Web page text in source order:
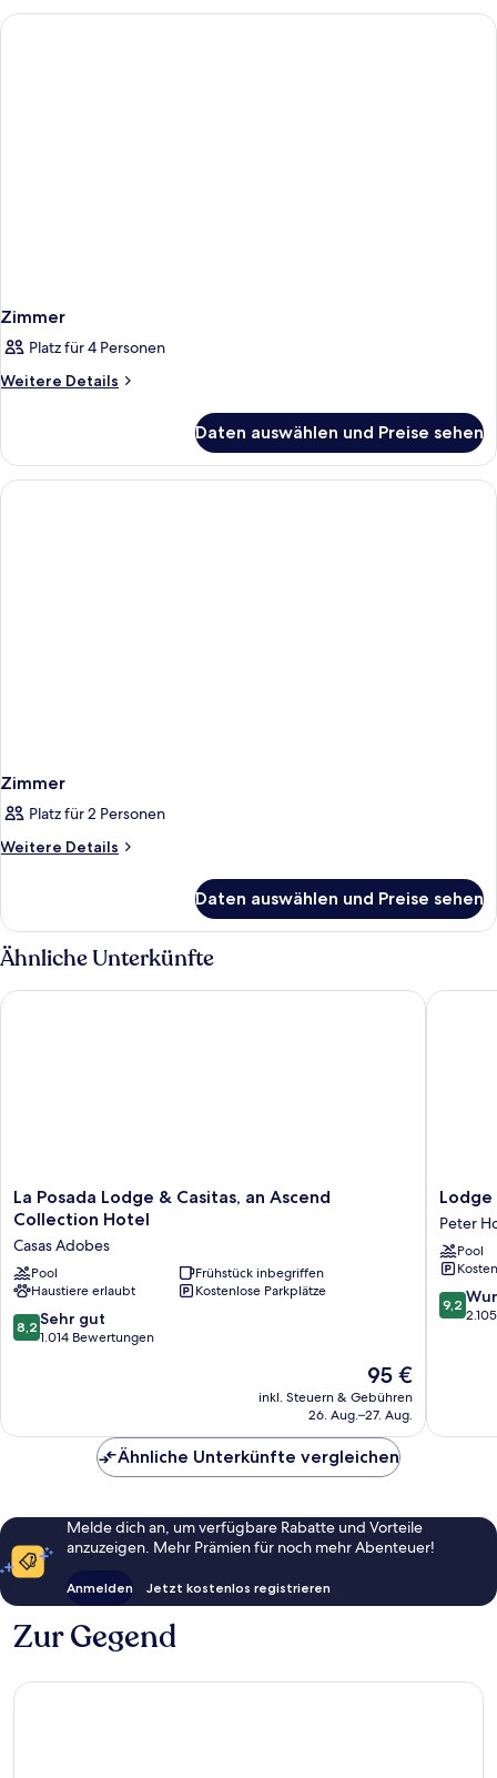
Zimmer
Platz für 4 Personen
Weitere Details
Weitere
Daten auswählen und Preise sehen
Zimmer
Platz für 2 Personen
Weitere Details
Weitere
Daten auswählen und Preise sehen
Ähnliche Unterkünfte
La
Posada
&
Casitas,
an
Ascend
Collection
La Posada Lodge & Casitas, an Ascend
Collection Hotel
Casas Adobes
Pool
Frühstück inbegriffen
Haustiere erlaubt
Kostenlose Parkplätze
8.2
von
Bewertungen
8,2 Sehr gut
1.014 Bewertungen
Der
Preis
beträgt
95 €
inkl. Steuern & Gebühren
26. Aug.–27. Aug.
La Posada Lodge & Casitas, an Ascend Collection Hotel
Lodge
on
the
Desert
Peter
Howell
Peter
Pool
9.2
von
9,2
Lodge
Ähnliche Unterkünfte vergleichen
Melde dich an, um verfügbare Rabatte und Vorteile
anzuzeigen. Mehr Prämien für noch mehr Abenteuer!
Anmelden Jetzt kostenlos registrieren
Zur Gegend